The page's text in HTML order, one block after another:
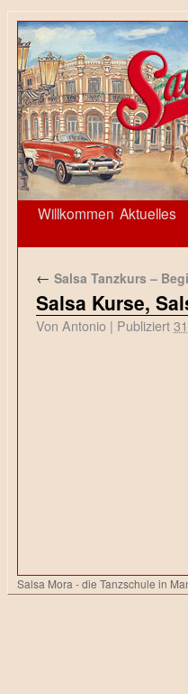
Willkommen Aktuelles
← Salsa Tanzkurs –
Salsa Kurse,
Von Antonio | Publiziert
Salsa Mora - die Tanzschule in